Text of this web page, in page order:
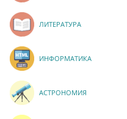
ЛИТЕРАТУРА
ИНФОРМАТИКА
АСТРОНОМИЯ